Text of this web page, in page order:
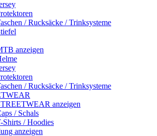
/ Rucksäcke / Trinksysteme
anzeigen
/ Rucksäcke / Trinksysteme
anzeigen
/ Schals
Shirts / Hoodies
anzeigen